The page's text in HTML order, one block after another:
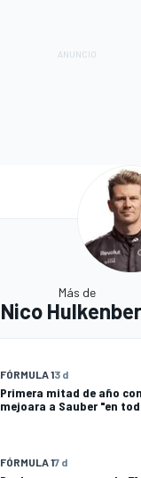
Más de
Nico
FÓRMULA 13 d
Primera mitad de año
mejoara a Sauber "en
FÓRMULA 17 d